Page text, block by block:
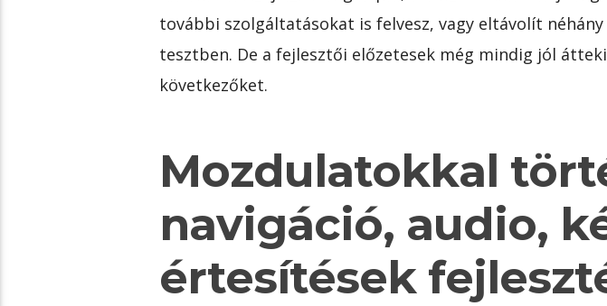
további szolgáltatásokat is felvesz, vagy eltávolít
tesztben. De a fejlesztői előzetesek még mindig jól
következőket.
Mozdulatokkal
navigáció, audio,
értesítések